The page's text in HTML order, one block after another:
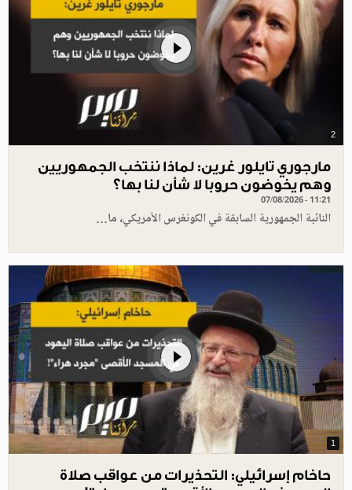
2
مارجوري تايلور غرين: لماذا ننتخب الجمهوريين
وهم يخوضون حروبا لا شأن لنا بها؟
07/08/2026 - 11:21
النائبة الجمهورية السابقة في الكونغرس الأمريكي، ما…
1
حاخام إسرائيلي: التحذيرات من عواقب صلاة